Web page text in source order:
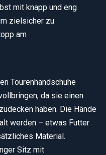
mit knapp und eng
zielsicher zu
am
Tourenhandschuhe
da sie einen
haben. Die Hände
werden – etwas Futter
Material.
Sitz mit